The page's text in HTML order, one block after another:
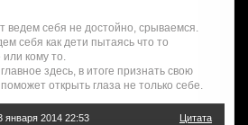
ведем себя не достойно, срываемся.
себя как дети пытаясь что то
кому то.
здесь, в итоге признать свою
открыть глаза не только себе.
января 2014 22:53 Цитата